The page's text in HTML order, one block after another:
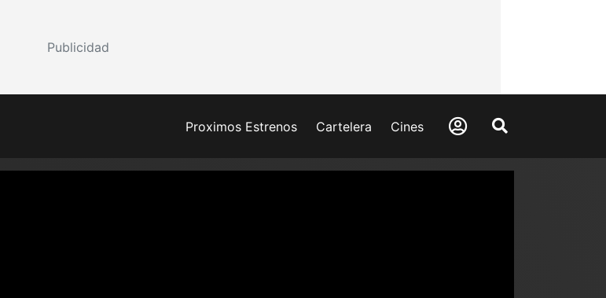
Publicidad
Proximos Estrenos Cartelera Cines